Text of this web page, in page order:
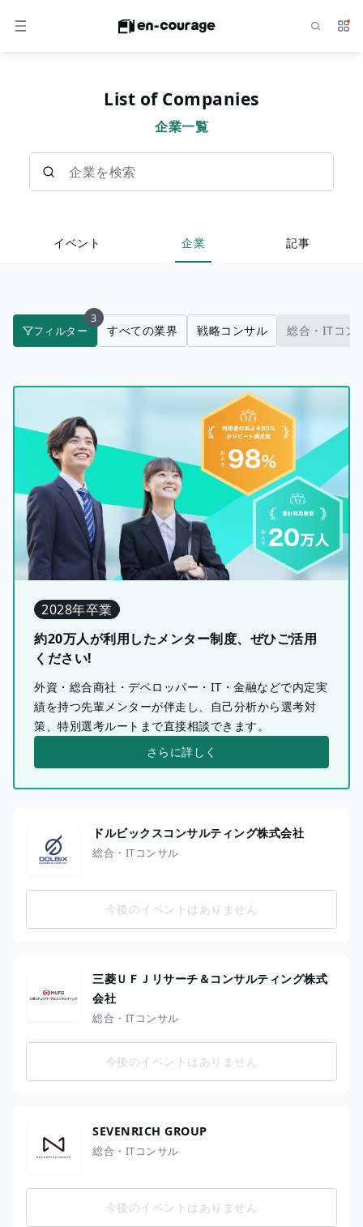
メニュー サ
List of Companies
企業一覧
イベント 企業 記事
フィルター
3
すべての業界 戦略コンサル 総合・ITコン
2028年卒業
約20万人が利用したメンター制度、ぜひご活用
ください!
外資・総合商社・デベロッパー・IT・金融などで内定実
績を持つ先輩メンターが伴走し、自己分析から選考対
策、特別選考ルートまで直接相談できます。
さらに詳しく
ドルビックスコンサルティング株式会社
総合・ITコンサル
今後のイベントはありません
三菱ＵＦＪリサーチ＆コンサルティング株式
会社
総合・ITコンサル
今後のイベントはありません
SEVENRICH GROUP
総合・ITコンサル
今後のイベントはありません